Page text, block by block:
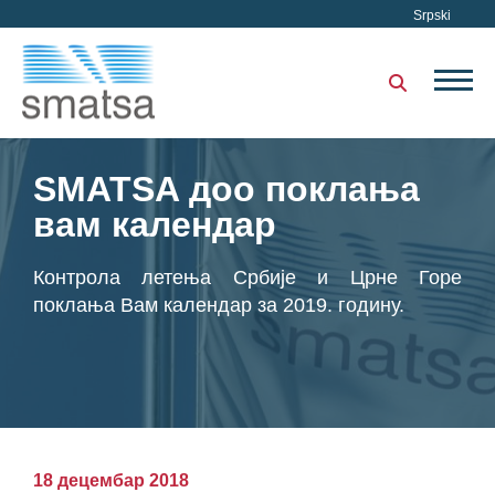
Srpski
SMATSA доо поклања
вам календар
Контрола летења Србије и Црне Горе
поклања Вам календар за 2019. годину.
18 децембар 2018